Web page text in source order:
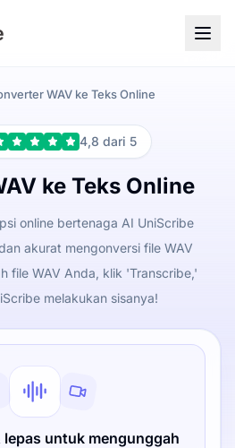
WAV ke Teks Online
4,8 dari 5
ke Teks Online
online bertenaga AI UniScribe
akurat mengonversi file WAV
file WAV Anda, klik 'Transcribe,'
melakukan sisanya!
lepas untuk mengunggah